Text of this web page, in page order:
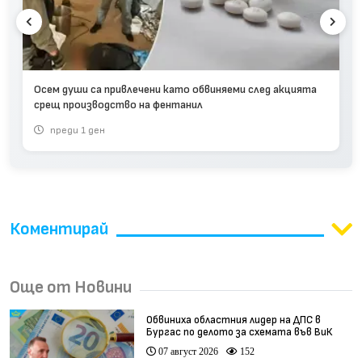
Осем души са привлечени като обвиняеми след акцията
срещ производство на фентанил
преди 1 ден
Коментирай
Още от Новини
Обвиниха областния лидер на ДПС в
Бургас по делото за схемата във ВиК
07 август 2026 152